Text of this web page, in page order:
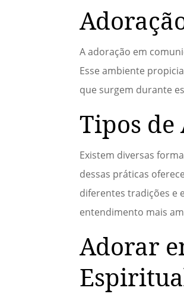
A adoração em
Esse ambiente
que surgem durante
Tipos de
Existem diversas
dessas práticas
diferentes tradições e
entendimento mais
Adorar